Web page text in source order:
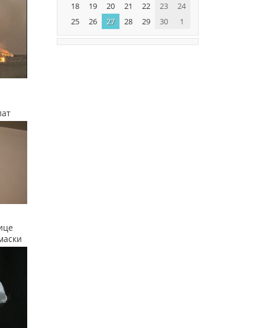
18
19 20 21 22 23
24
25
26 27 28 29 30 1